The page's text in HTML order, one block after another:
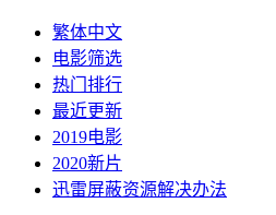
繁体中文
电影筛选
热门排行
最近更新
2019电影
2020新片
迅雷屏蔽资源解决办法